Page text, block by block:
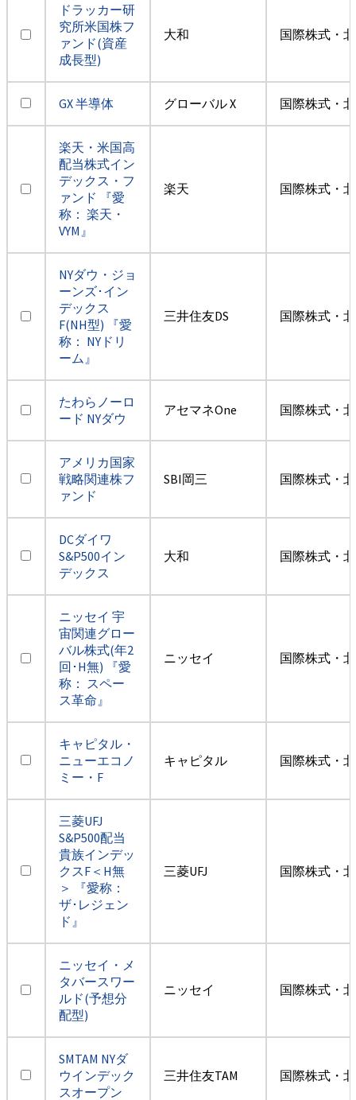
ドラッカー研
究所米国株フ
ァンド(資産
成長型)
大和 国際株式・
GX 半導体 グローバル X 国際株式・
楽天・米国高
配当株式イン
デックス・フ
ァンド 『愛
称： 楽天・
VYM』
楽天 国際株式・
NYダウ・ジョ
ーンズ･イン
デックス
F(NH型) 『愛
称： NYドリ
ーム』
三井住友DS 国際株式・
たわらノーロ
ード NYダウ
アセマネOne 国際株式・
アメリカ国家
戦略関連株フ
ァンド
SBI岡三 国際株式・
DCダイワ
S&P500イン
デックス
大和 国際株式・
ニッセイ 宇
宙関連グロー
バル株式(年2
回･H無) 『愛
称： スペー
ス革命』
ニッセイ 国際株式・
キャピタル・
ニューエコノ
ミー・F
キャピタル 国際株式・
三菱UFJ
S&P500配当
貴族インデッ
クスF＜H無
＞ 『愛称：
ザ･レジェン
ド』
三菱UFJ 国際株式・
ニッセイ・メ
タバースワー
ルド(予想分
配型)
ニッセイ 国際株式・
SMTAM NYダ
ウインデック
スオープン
三井住友TAM 国際株式・